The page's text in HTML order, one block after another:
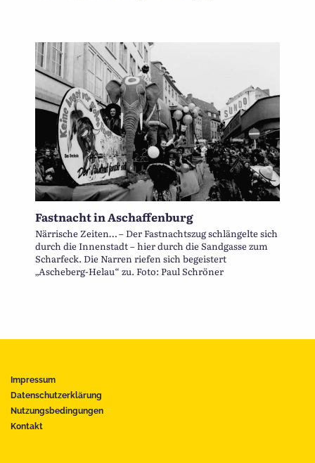
Fastnacht in Aschaffenburg
Närrische Zeiten… – Der Fastnachtszug schlängelte sich
durch die Innenstadt – hier durch die Sandgasse zum
Scharfeck. Die Narren riefen sich begeistert
„Ascheberg-Helau“ zu. Foto: Paul Schröner
Impressum
Datenschutzerklärung
Nutzungsbedingungen
Kontakt